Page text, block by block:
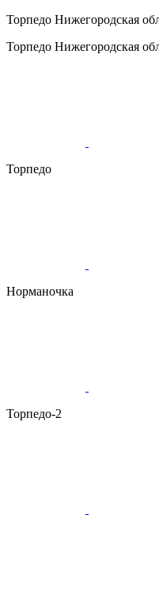
Торпедо Нижегородская
Торпедо Нижегородская
Торпедо
Норманочка
Торпедо-2